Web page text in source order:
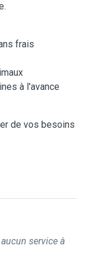
frais
à l'avance
de vos besoins
service à